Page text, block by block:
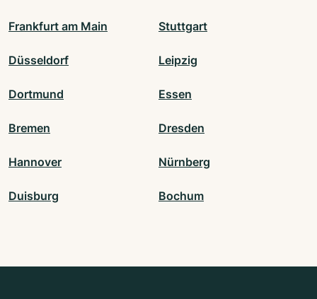
Frankfurt am Main Stuttgart
Düsseldorf Leipzig
Dortmund Essen
Bremen Dresden
Hannover Nürnberg
Duisburg Bochum